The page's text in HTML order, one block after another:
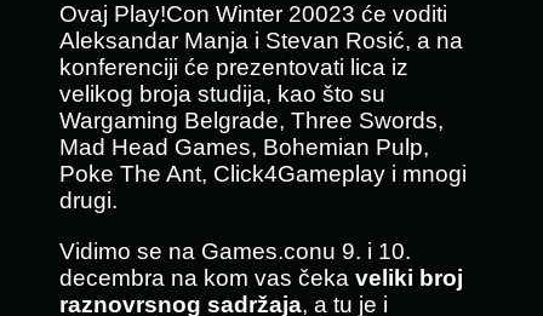
Ovaj Play!Con Winter 20023 će voditi
Aleksandar Manja i Stevan Rosić, a na
konferenciji će prezentovati lica iz
velikog broja studija, kao što su
Wargaming Belgrade, Three Swords,
Mad Head Games, Bohemian Pulp,
Poke The Ant, Click4Gameplay i mnogi
drugi.
Vidimo se na Games.conu 9. i 10.
decembra na kom vas čekaveliki broj
raznovrsnog sadržaja, a tu je i